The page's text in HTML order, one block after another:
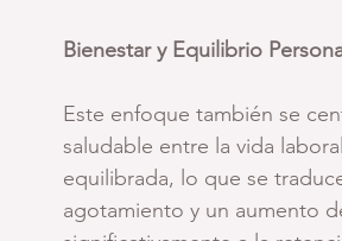
Bienestar y Equilibrio
Este enfoque también se
saludable entre la vida
equilibrada, lo que se
agotamiento y un aumento